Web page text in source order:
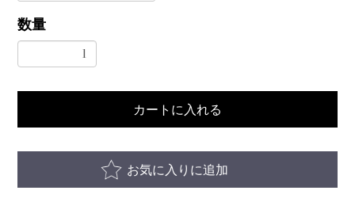
数量
カートに入れる
お気に入りに追加